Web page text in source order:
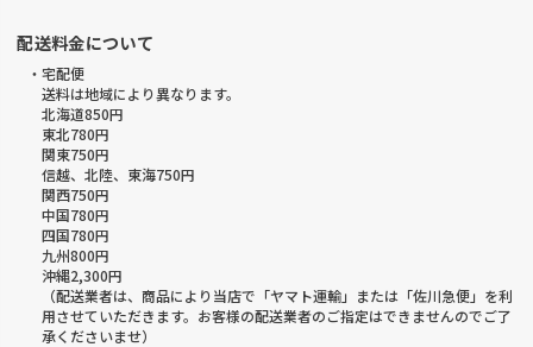
配送料金について
・宅配便
送料は地域により異なります。
北海道850円
東北780円
関東750円
信越、北陸、東海750円
関西750円
中国780円
四国780円
九州800円
沖縄2,300円
（配送業者は、商品により当店で「ヤマト運輸」または「佐川急便」を利
用させていただきます。お客様の配送業者のご指定はできませんのでご了
承くださいませ）